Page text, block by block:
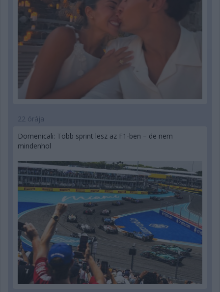
22 órája
Domenicali: Több sprint lesz az F1-ben – de nem
mindenhol